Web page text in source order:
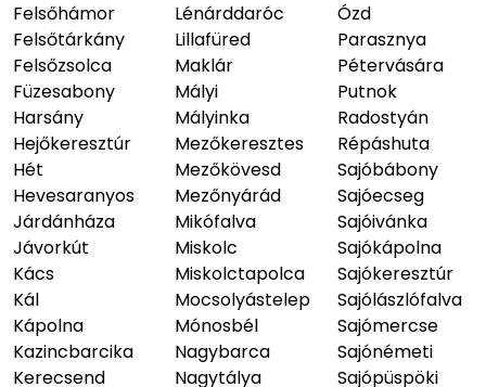
Felsőhámor
Felsőtárkány
Felsőzsolca
Füzesabony
Harsány
Hejőkeresztúr
Hét
Hevesaranyos
Járdánháza
Jávorkút
Kács
Kál
Kápolna
Kazincbarcika
Kerecsend
Lénárddaróc
Lillafüred
Maklár
Mályi
Mályinka
Mezőkeresztes
Mezőkövesd
Mezőnyárád
Mikófalva
Miskolc
Miskolctapolca
Mocsolyástelep
Mónosbél
Nagybarca
Nagytálya
Ózd
Parasznya
Pétervására
Putnok
Radostyán
Répáshuta
Sajóbábony
Sajóecseg
Sajóivánka
Sajókápolna
Sajókeresztúr
Sajólászlófalva
Sajómercse
Sajónémeti
Sajópüspöki